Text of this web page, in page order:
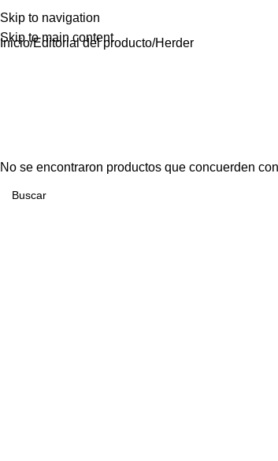
Skip to navigation
Skip to main content
Inicio Editorial del producto Herder
No se encontraron productos que concuerden